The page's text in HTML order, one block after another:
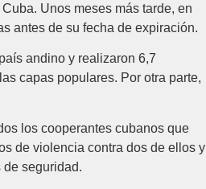
Unos meses más tarde, en
antes de su fecha de expiración.
andino y realizaron 6,7
capas populares. Por otra parte,
los cooperantes cubanos que
de violencia contra dos de ellos y
seguridad.